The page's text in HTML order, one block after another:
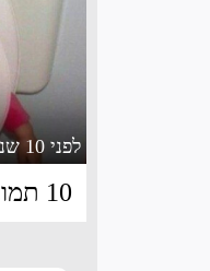
לפני 10 שנים
10 תמונות של אנשים חסרי מזל